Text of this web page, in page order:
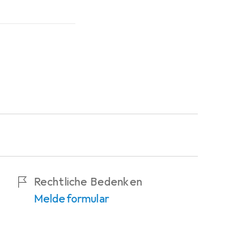
Rechtliche Bedenken
Meldeformular